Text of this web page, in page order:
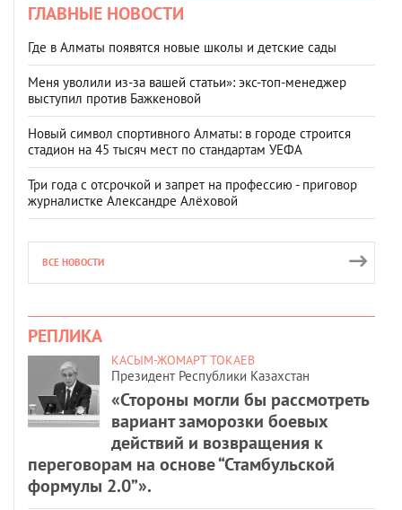
ГЛАВНЫЕ НОВОСТИ
Где в Алматы появятся новые школы и детские сады
Меня уволили из-за вашей статьи»: экс-топ-менеджер
выступил против Бажкеновой
Новый символ спортивного Алматы: в городе строится
стадион на 45 тысяч мест по стандартам УЕФА
Три года с отсрочкой и запрет на профессию - приговор
журналистке Александре Алёховой
ВСЕ НОВОСТИ
РЕПЛИКА
КАСЫМ-ЖОМАРТ ТОКАЕВ
Президент Республики Казахстан
«Стороны могли бы рассмотреть
вариант заморозки боевых
действий и возвращения к
переговорам на основе “Стамбульской
формулы 2.0”».